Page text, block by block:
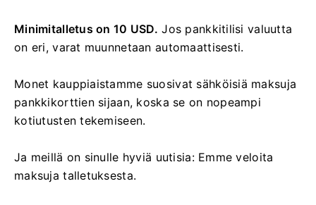
Minimitalletus on 10 USD. Jos pankkitilisi valuutta
on eri, varat muunnetaan automaattisesti.
Monet kauppiaistamme suosivat sähköisiä maksuja
pankkikorttien sijaan, koska se on nopeampi
kotiutusten tekemiseen.
Ja meillä on sinulle hyviä uutisia: Emme veloita
maksuja talletuksesta.